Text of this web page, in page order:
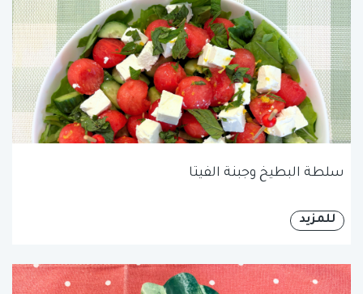
سلطة البطيخ وجبنة الفيتا
للمزيد